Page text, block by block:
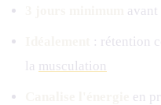
: rétention
la musculation
en